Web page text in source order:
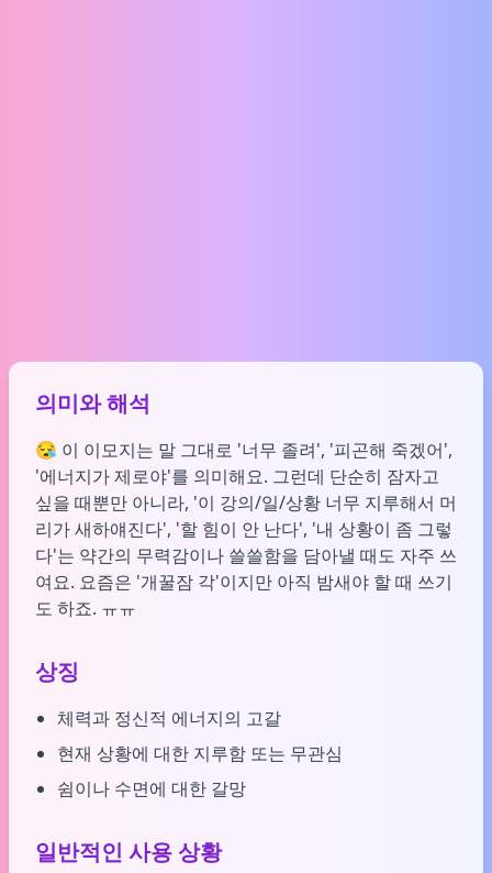
의미와 해석
😪 이 이모지는 말 그대로 '너무 졸려', '피곤해 죽겠어',
'에너지가 제로야'를 의미해요. 그런데 단순히 잠자고
싶을 때뿐만 아니라, '이 강의/일/상황 너무 지루해서 머
리가 새하얘진다', '할 힘이 안 난다', '내 상황이 좀 그렇
다'는 약간의 무력감이나 쓸쓸함을 담아낼 때도 자주 쓰
여요. 요즘은 '개꿀잠 각'이지만 아직 밤새야 할 때 쓰기
도 하죠. ㅠㅠ
상징
체력과 정신적 에너지의 고갈
현재 상황에 대한 지루함 또는 무관심
쉼이나 수면에 대한 갈망
일반적인 사용 상황